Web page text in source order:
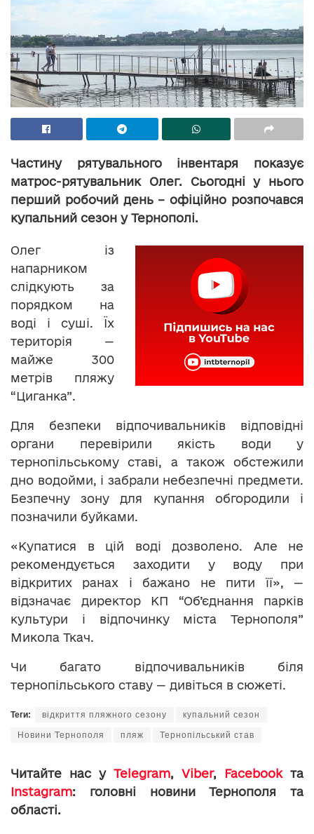
Частину рятувального інвентаря показує
матрос-рятувальник Олег. Сьогодні у нього
перший робочий день – офіційно розпочався
купальний сезон у Тернополі.
Олег із
напарником
слідкують за
порядком на
воді і суші. Їх
територія —
майже 300
метрів пляжу
“Циганка”.
Для безпеки відпочивальників відповідні
органи перевірили якість води у
тернопільському ставі, а також обстежили
дно водойми, і забрали небезпечні предмети.
Безпечну зону для купання обгородили і
позначили буйками.
«Купатися в цій воді дозволено. Але не
рекомендується заходити у воду при
відкритих ранах і бажано не пити її», —
відзначає директор КП “Об’єднання парків
культури і відпочинку міста Тернополя”
Микола Ткач.
Чи багато відпочивальників біля
тернопільського ставу — дивіться в сюжеті.
Теги: відкриття пляжного сезону купальний сезон
Новини Тернополя пляж Тернопільський став
Читайте нас у Telegram, Viber, Facebookта
Instagram: головні новини Тернополя та
області.